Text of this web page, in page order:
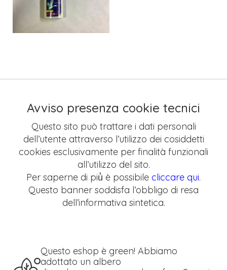
Avviso presenza cookie tecnici
Questo sito può trattare i dati personali
dell’utente attraverso l’utilizzo dei cosiddetti
cookies esclusivamente per finalità funzionali
all’utilizzo del sito.
Per saperne di più̀ è possibile cliccare qui.
Questo banner soddisfa l’obbligo di resa
dell’informativa sintetica.
Questo eshop è green! Abbiamo
adottato un albero